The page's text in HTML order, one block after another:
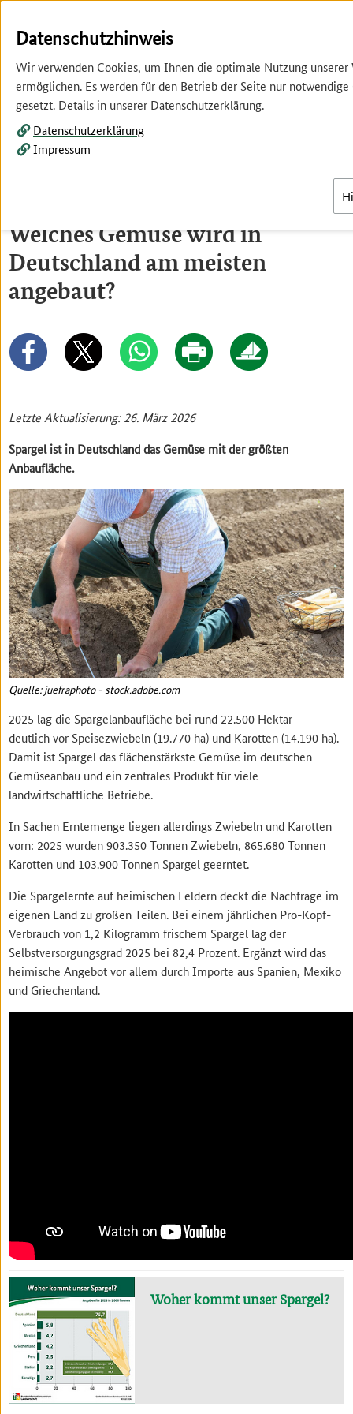
Springe
Hauptnavigation
Springe
Inhalt
Welches Gemüse wird in
Deutschland am meisten
angebaut?
Letzte Aktualisierung: 26. März 2026
Spargel ist in Deutschland das Gemüse mit der größten
Anbaufläche.
Quelle: juefraphoto - stock.adobe.com
2025 lag die Spargelanbaufläche bei rund 22.500 Hektar –
deutlich vor Speisezwiebeln (19.770 ha) und Karotten (14.190 ha).
Damit ist Spargel das flächenstärkste Gemüse im deutschen
Gemüseanbau und ein zentrales Produkt für viele
landwirtschaftliche Betriebe.
In Sachen Erntemenge liegen allerdings Zwiebeln und Karotten
vorn: 2025 wurden 903.350 Tonnen Zwiebeln, 865.680 Tonnen
Karotten und 103.900 Tonnen Spargel geerntet.
Die Spargelernte auf heimischen Feldern deckt die Nachfrage im
eigenen Land zu großen Teilen. Bei einem jährlichen Pro-Kopf-
Verbrauch von 1,2 Kilogramm frischem Spargel lag der
Selbstversorgungsgrad 2025 bei 82,4 Prozent. Ergänzt wird das
heimische Angebot vor allem durch Importe aus Spanien, Mexiko
und Griechenland.
Woher kommt unser Spargel?
Datenschutzhinweis
Wir verwenden Cookies, um Ihnen die optimale Nutzung unserer
ermöglichen. Es werden für den Betrieb der Seite nur notwendige
gesetzt. Details in unserer Datenschutzerklärung.
Datenschutzerklärung
Impressum